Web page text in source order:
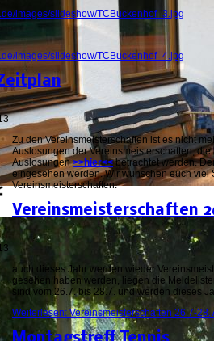
images/slideshow/TCBuckenhof_3.jpg
images/slideshow/TCBuckenhof_4.jpg
Zu den Vereinsmeisterschaften ist es nicht
Auslosungen der Vereinsmeisterschaften,
Auslosungen>>hier<<betrachtet werden.
eingesehen werden. Wir wünschen euch
Vereinsmeisterschaften.
Vereinsmeisterschaften
auch dieses Jahr werden wieder
gesehen haben werden, liegen die
sind vom 26.7. bis 28.7. und werden dieses
Weiterlesen: Vereinsmeisterschaften 26.7-